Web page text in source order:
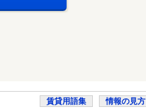
賃貸用語集 情報の見方